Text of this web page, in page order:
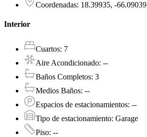
Coordenadas: 18.39935, -66.09039
Interior
Cuartos: 7
Aire Acondicionado: --
Baños Completos: 3
Medios Baños: --
Espacios de estacionamientos: --
Tipo de estacionamiento: Garage
Piso: --